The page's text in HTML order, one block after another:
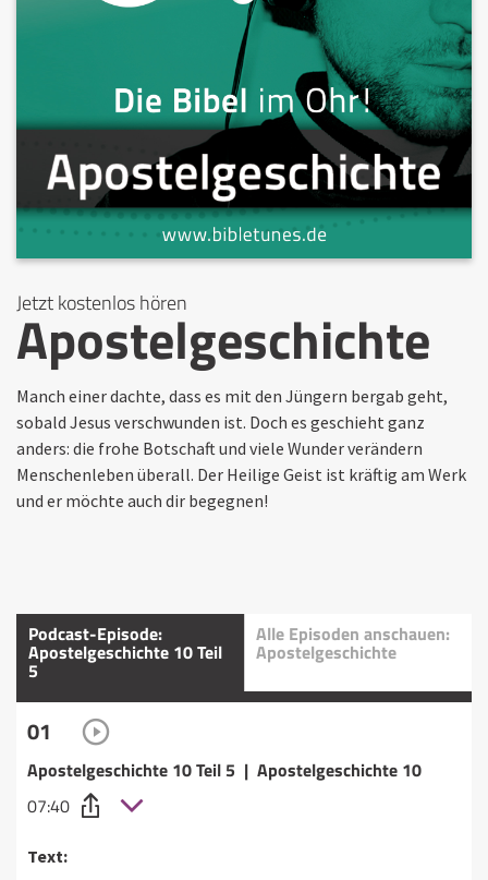
Jetzt kostenlos hören
Apostelgeschichte
Manch einer dachte, dass es mit den Jüngern bergab geht,
sobald Jesus verschwunden ist. Doch es geschieht ganz
anders: die frohe Botschaft und viele Wunder verändern
Menschenleben überall. Der Heilige Geist ist kräftig am Werk
und er möchte auch dir begegnen!
Podcast-Episode:
Apostelgeschichte 10 Teil
5
Alle Episoden anschauen:
Apostelgeschichte
01
Apostelgeschichte 10 Teil 5 | Apostelgeschichte 10
07:40
Text: